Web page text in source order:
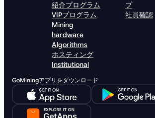
紹介プログラム
VIPプログラム
Mining
hardware
Algorithms
ホスティング
Institutional
プ
社員確認
GoMiningアプリをダウンロード